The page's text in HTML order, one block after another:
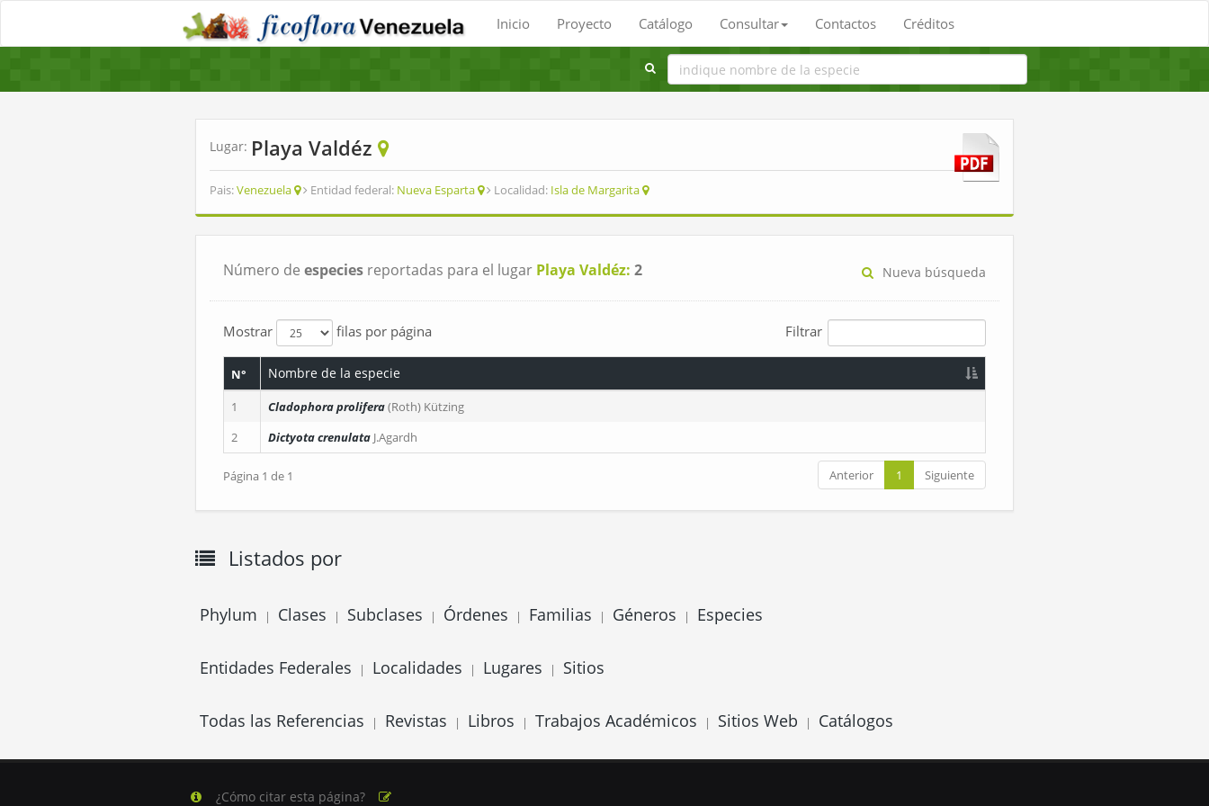
Inicio Proyecto Catálogo Consultar Contactos Créditos
Lugar: Playa Valdéz
Pais:Venezuela Entidad federal: Nueva Esparta Localidad: Isla de Margarita
Número de especies reportadas para el lugar Playa Valdéz: 2 Nueva búsqueda
Mostrar filas por página Filtrar
N° Nombre de la especie
1 Cladophora prolifera(Roth) Kützing
2
Dictyota crenulata J.Agardh
Página 1 de 1 Anterior 1 Siguiente
Listados por
Phylum | Clases | Subclases | Órdenes | Familias | Géneros | Especies
Entidades Federales | Localidades | Lugares | Sitios
Todas las Referencias | Revistas | Libros | Trabajos Académicos | Sitios Web | Catálogos
¿Cómo citar esta página?